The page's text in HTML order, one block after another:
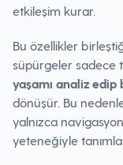
etkileşim kurar.
Bu özellikler
süpürgeler sadece
yaşamı analiz
dönüşür. Bu
yalnızca
yeteneğiyle